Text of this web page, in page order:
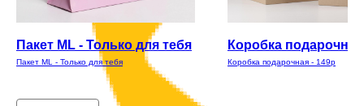
Пакет ML - Только для тебя
Пакет ML - Только для тебя
Коробка
Коробка подарочная - 149р